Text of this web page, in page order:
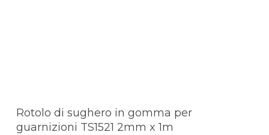
Rotolo di sughero in gomma per
guarnizioni TS1521 2mm x 1m